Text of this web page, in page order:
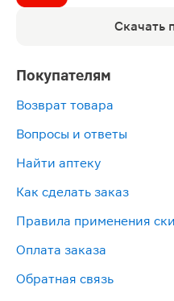
Скачать
Покупателям
Возврат товара
Вопросы и ответы
Найти аптеку
Как сделать заказ
Правила применения
Оплата заказа
Обратная связь